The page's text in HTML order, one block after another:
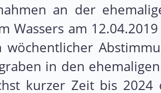
an der
Wassers am
in den
kurzer Zeit bis